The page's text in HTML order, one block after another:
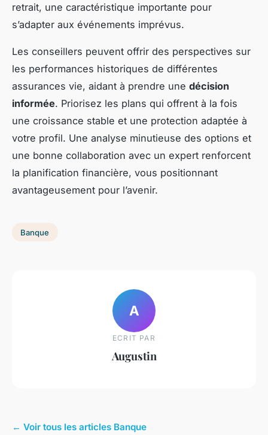
retrait, une caractéristique importante pour
s’adapter aux événements imprévus.
Les conseillers peuvent offrir des perspectives sur
les performances historiques de différentes
assurances vie, aidant à prendre une décision
informée. Priorisez les plans qui offrent à la fois
une croissance stable et une protection adaptée à
votre profil. Une analyse minutieuse des options et
une bonne collaboration avec un expert renforcent
la planification financière, vous positionnant
avantageusement pour l’avenir.
Banque
A
ECRIT PAR
Augustin
← Voir tous les articles Banque